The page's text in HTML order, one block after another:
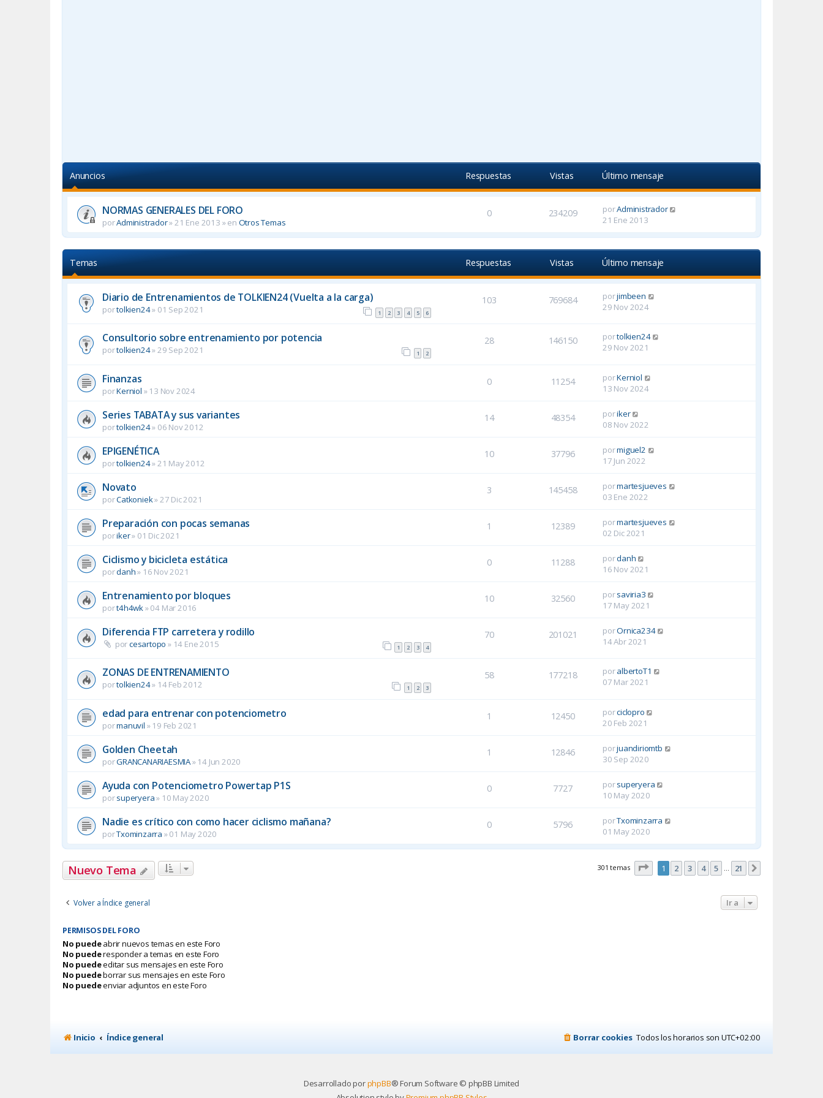
Anuncios Respuestas Vistas Último mensaje
NORMAS GENERALES DEL FORO
porAdministrador»21 Ene 2013 » en Otros Temas
0 234209 porAdministrador
21 Ene 2013
Temas Respuestas Vistas Último mensaje
Diario de Entrenamientos de TOLKIEN24 (Vuelta a la carga)
portolkien24» 01 Sep 2021 1 2 3 4 5 6
103 769684 porjimbeen
29 Nov 2024
Consultorio sobre entrenamiento por potencia
portolkien24»29 Sep 2021 1 2
28 146150 portolkien24
29 Nov 2021
Finanzas
porKerniol » 13 Nov 2024
0 11254 porKerniol
13 Nov 2024
Series TABATA y sus variantes
portolkien24» 06 Nov 2012
14 48354 poriker
08 Nov 2022
EPIGENÉTICA
portolkien24»21 May 2012
10 37796 pormiguel2
17 Jun 2022
Novato
porCatkoniek»27 Dic 2021
3 145458 pormartesjueves
03 Ene 2022
Preparación con pocas semanas
poriker» 01 Dic 2021
1 12389 pormartesjueves
02 Dic 2021
Ciclismo y bicicleta estática
pordanh» 16 Nov 2021
0 11288 pordanh
16 Nov 2021
Entrenamiento por bloques
port4h4wk»04 Mar 2016
10 32560 porsaviria3
17 May 2021
Diferencia FTP carretera y rodillo
porcesartopo » 14 Ene 2015 1 2 3 4
70 201021 porOrnica234
14 Abr 2021
ZONAS DE ENTRENAMIENTO
portolkien24» 14 Feb 2012 1 2 3
58 177218 poralbertoT1
07 Mar 2021
edad para entrenar con potenciometro
pormanuvil » 19 Feb 2021
1 12450 porciclopro
20 Feb 2021
Golden Cheetah
porGRANCANARIAESMIA» 14 Jun 2020
1 12846 porjuandiriomtb
30 Sep 2020
Ayuda con Potenciometro Powertap P1S
porsuperyera» 10 May 2020
0 7727 porsuperyera
10 May 2020
Nadie es crítico con como hacer ciclismo mañana?
porTxominzarra »01 May 2020
0 5796 porTxominzarra
01 May 2020
Nuevo Tema 301 temas Página1 de 21
1 2 3 4 5 … 21
Volver a Índice general Ir a
PERMISOS DEL FORO
No puedeabrir nuevos temas en este Foro
No puederesponder a temas en este Foro
No puedeeditar sus mensajes en este Foro
No puedeborrar sus mensajes en este Foro
No puedeenviar adjuntos en este Foro
Inicio Índice general Todos los horarios son UTC+02:00
Borrar cookies
Desarrollado porphpBB® Forum Software © phpBB Limited